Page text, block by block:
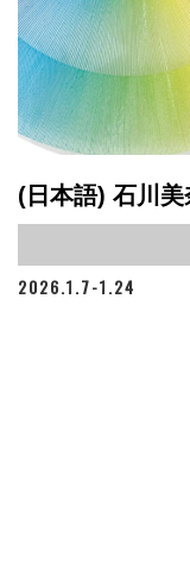
(日本語) 石川
2026.1.7-1.24